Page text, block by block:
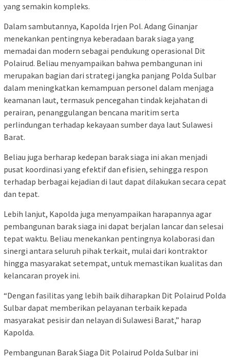
yang semakin kompleks.
Dalam sambutannya, Kapolda Irjen Pol. Adang Ginanjar
menekankan pentingnya keberadaan barak siaga yang
memadai dan modern sebagai pendukung operasional Dit
Polairud. Beliau menyampaikan bahwa pembangunan ini
merupakan bagian dari strategi jangka panjang Polda Sulbar
dalam meningkatkan kemampuan personel dalam menjaga
keamanan laut, termasuk pencegahan tindak kejahatan di
perairan, penanggulangan bencana maritim serta
perlindungan terhadap kekayaan sumber daya laut Sulawesi
Barat.
Beliau juga berharap kedepan barak siaga ini akan menjadi
pusat koordinasi yang efektif dan efisien, sehingga respon
terhadap berbagai kejadian di laut dapat dilakukan secara cepat
dan tepat.
Lebih lanjut, Kapolda juga menyampaikan harapannya agar
pembangunan barak siaga ini dapat berjalan lancar dan selesai
tepat waktu. Beliau menekankan pentingnya kolaborasi dan
sinergi antara seluruh pihak terkait, mulai dari kontraktor
hingga masyarakat setempat, untuk memastikan kualitas dan
kelancaran proyek ini.
“Dengan fasilitas yang lebih baik diharapkan Dit Polairud Polda
Sulbar dapat memberikan pelayanan terbaik kepada
masyarakat pesisir dan nelayan di Sulawesi Barat,” harap
Kapolda.
Pembangunan Barak Siaga Dit Polairud Polda Sulbar ini